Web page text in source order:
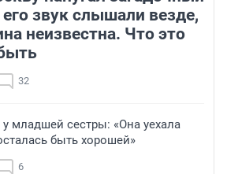
звук слышали везде,
неизвестна. Что это
32
младшей сестры: «Она уехала
быть хорошей»
6